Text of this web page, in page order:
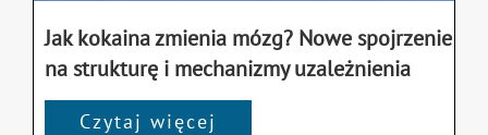
Jak kokaina zmienia mózg? Nowe spojrzenie
na strukturę i mechanizmy uzależnienia
Czytaj więcej